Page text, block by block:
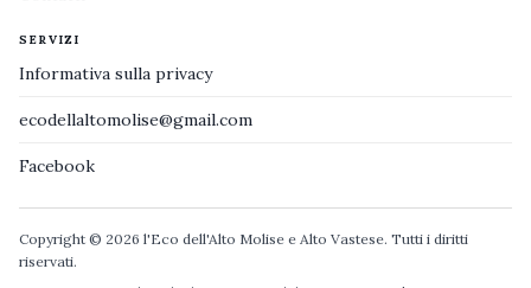
SERVIZI
Informativa sulla privacy
ecodellaltomolise@gmail.com
Facebook
Copyright © 2026 l'Eco dell'Alto Molise e Alto Vastese. Tutti i diritti
riservati.